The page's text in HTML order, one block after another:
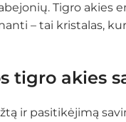
Tigro akies
– tai kristalas,
tigro akies
ir pasitikėjimą